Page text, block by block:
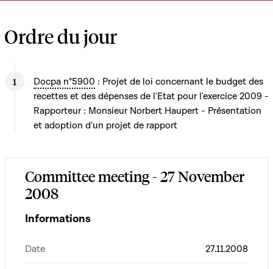
Ordre du jour
Docpa n°5900 : Projet de loi concernant le budget des
recettes et des dépenses de l'Etat pour l'exercice 2009 -
Rapporteur : Monsieur Norbert Haupert - Présentation
et adoption d'un projet de rapport
Committee meeting - 27 November
2008
Informations
Date 27.11.2008